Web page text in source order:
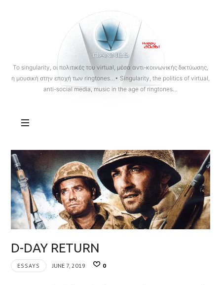
OANNES
To singularity, οι πολιτικές του virtual, μέσα αντι-κοινωνικής δικτύωσης,
η μουσική στην εποχή των ringtones…• Singularity, the politics of virtual,
anti-social media, music in the age of ringtones…
D-DAY RETURN
ESSAYS JUNE 7, 2019 0